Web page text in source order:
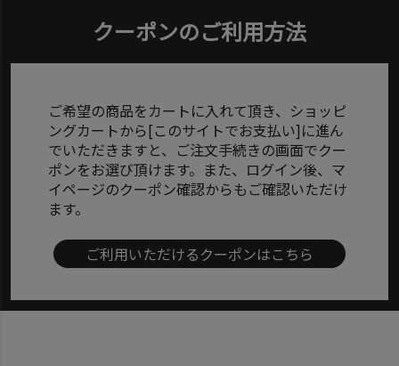
クーポンのご利用方法
ご希望の商品をカートに入れて頂き、ショッピ
ングカートから[このサイトでお支払い]に進ん
でいただきますと、ご注文手続きの画面でクー
ポンをお選び頂けます。また、ログイン後、マ
イページのクーポン確認からもご確認いただけ
ます。
ご利用いただけるクーポンはこちら